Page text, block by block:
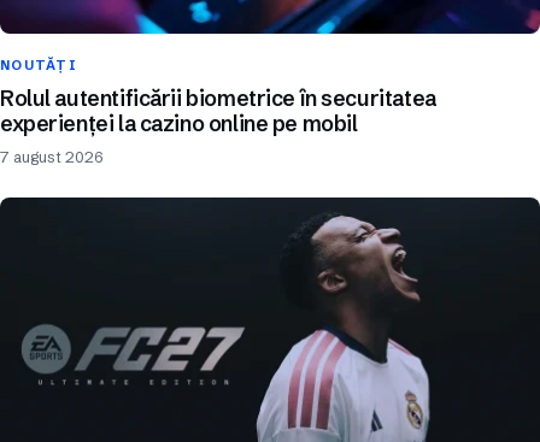
NOUTĂȚI
Rolul autentificării biometrice în securitatea
experienței la cazino online pe mobil
7 august 2026